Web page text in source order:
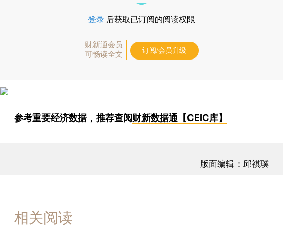
登录 后获取已订阅的阅读权限
财新通会员
可畅读全文
订阅/会员升级
参考重要经济数据，推荐查阅财新数据通【CEIC库】
版面编辑：邱祺璞
相关阅读